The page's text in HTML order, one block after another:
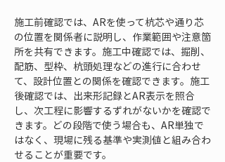
施工前確認では、ARを使って杭芯や通り芯
の位置を関係者に説明し、作業範囲や注意箇
所を共有できます。施工中確認では、掘削、
配筋、型枠、杭頭処理などの進行に合わせ
て、設計位置との関係を確認できます。施工
後確認では、出来形記録とAR表示を照合
し、次工程に影響するずれがないかを確認で
きます。どの段階で使う場合も、AR単独で
はなく、現場に残る基準や実測値と組み合わ
せることが重要です。